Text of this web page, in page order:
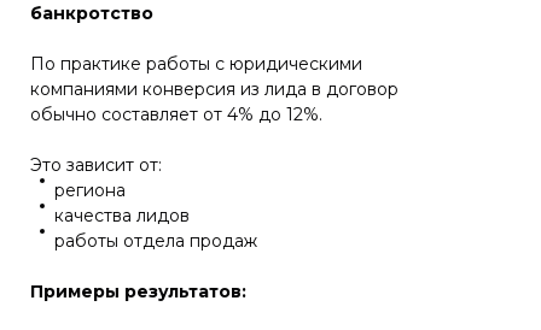
банкротство
По практике работы с юридическими
компаниями конверсия из лида в договор
обычно составляет от 4% до 12%.
Это зависит от:
региона
качества лидов
работы отдела продаж
Примеры результатов: